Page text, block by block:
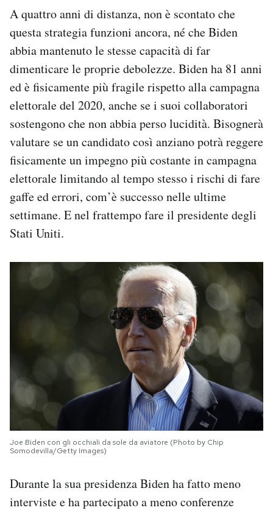
A quattro anni di distanza, non è scontato che
questa strategia funzioni ancora, né che Biden
abbia mantenuto le stesse capacità di far
dimenticare le proprie debolezze. Biden ha 81 anni
ed è fisicamente più fragile rispetto alla campagna
elettorale del 2020, anche se i suoi collaboratori
sostengono che non abbia perso lucidità. Bisognerà
valutare se un candidato così anziano potrà reggere
fisicamente un impegno più costante in campagna
elettorale limitando al tempo stesso i rischi di fare
gaffe ed errori, com’è successo nelle ultime
settimane. E nel frattempo fare il presidente degli
Stati Uniti.
Joe Biden con gli occhiali da sole da aviatore (Photo by Chip
Somodevilla/Getty Images)
Durante la sua presidenza Biden ha fatto meno
interviste e ha partecipato a meno conferenze